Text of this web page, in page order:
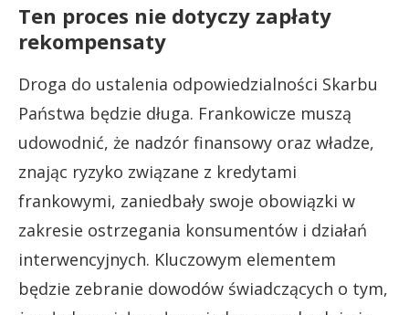
Ten proces nie dotyczy zapłaty
rekompensaty
Droga do ustalenia odpowiedzialności Skarbu
Państwa będzie długa. Frankowicze muszą
udowodnić, że nadzór finansowy oraz władze,
znając ryzyko związane z kredytami
frankowymi, zaniedbały swoje obowiązki w
zakresie ostrzegania konsumentów i działań
interwencyjnych. Kluczowym elementem
będzie zebranie dowodów świadczących o tym,